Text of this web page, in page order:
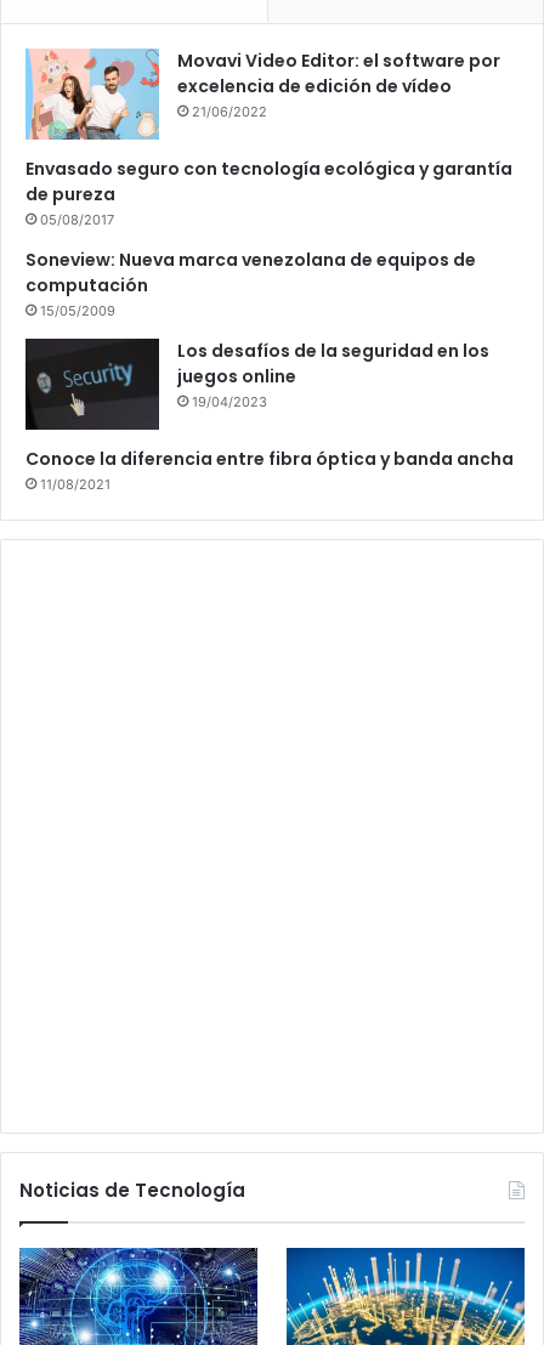
Movavi Video Editor: el software por
excelencia de edición de vídeo
21/06/2022
Envasado seguro con tecnología ecológica y garantía
de pureza
05/08/2017
Soneview: Nueva marca venezolana de equipos de
computación
15/05/2009
Los desafíos de la seguridad en los
juegos online
19/04/2023
Conoce la diferencia entre fibra óptica y banda ancha
11/08/2021
Noticias de Tecnología